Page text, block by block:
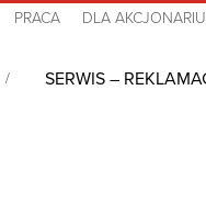
PRACA DLA
SERWIS –